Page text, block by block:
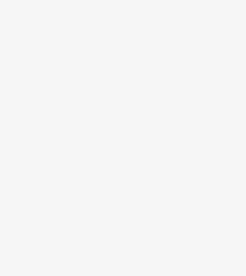
liens du site